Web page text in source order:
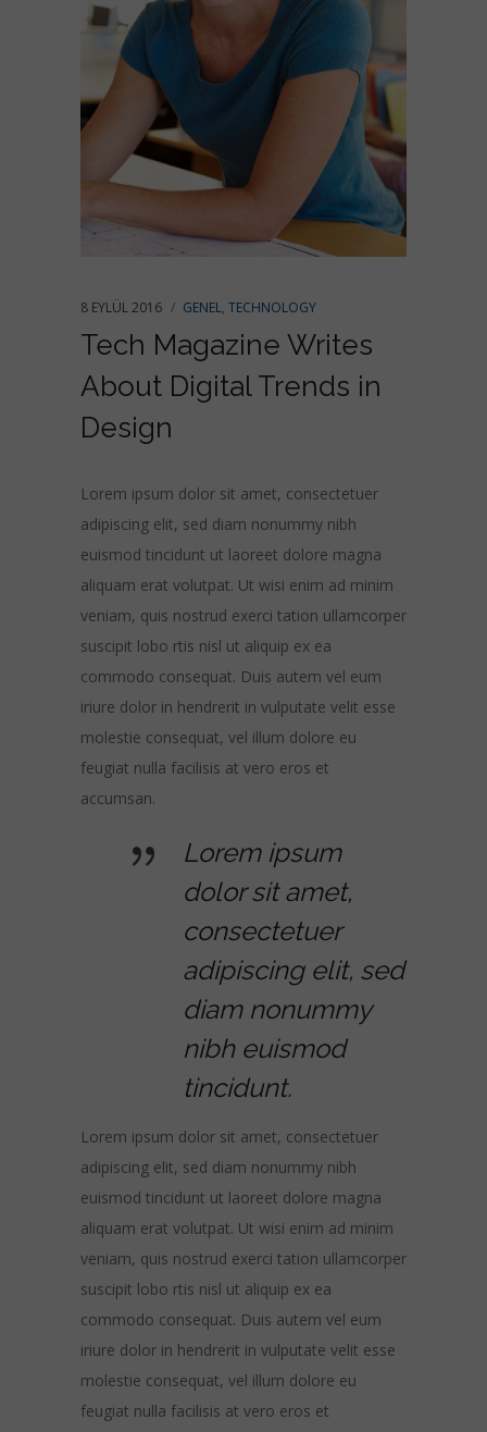
8 EYLÜL 2016 GENEL, TECHNOLOGY
Tech Magazine Writes
About Digital Trends in
Design
Lorem ipsum dolor sit amet, consectetuer
adipiscing elit, sed diam nonummy nibh
euismod tincidunt ut laoreet dolore magna
aliquam erat volutpat. Ut wisi enim ad minim
veniam, quis nostrud exerci tation ullamcorper
suscipit lobo rtis nisl ut aliquip ex ea
commodo consequat. Duis autem vel eum
iriure dolor in hendrerit in vulputate velit esse
molestie consequat, vel illum dolore eu
feugiat nulla facilisis at vero eros et
accumsan.
Lorem ipsum
dolor sit amet,
consectetuer
adipiscing elit, sed
diam nonummy
nibh euismod
tincidunt.
Lorem ipsum dolor sit amet, consectetuer
adipiscing elit, sed diam nonummy nibh
euismod tincidunt ut laoreet dolore magna
aliquam erat volutpat. Ut wisi enim ad minim
veniam, quis nostrud exerci tation ullamcorper
suscipit lobo rtis nisl ut aliquip ex ea
commodo consequat. Duis autem vel eum
iriure dolor in hendrerit in vulputate velit esse
molestie consequat, vel illum dolore eu
feugiat nulla facilisis at vero eros et